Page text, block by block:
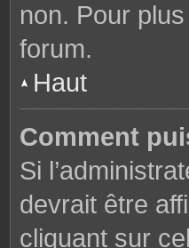
non. Pour
forum.
Haut
Comment
Si
devrait être
cliquant sur